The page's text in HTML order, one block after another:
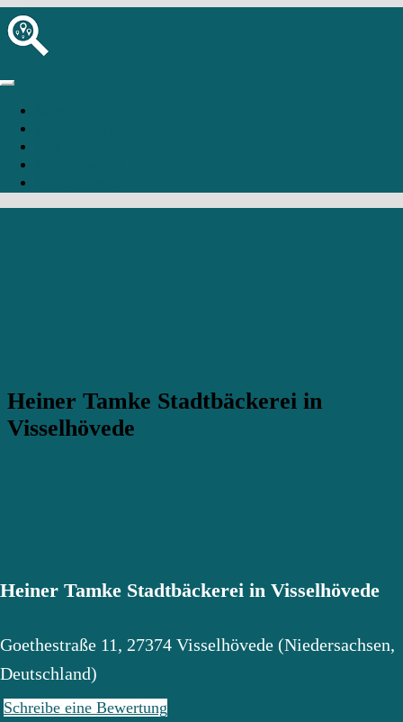
Heiner Tamke Stadtbäckerei in
Visselhövede
Heiner Tamke Stadtbäckerei in Visselhövede
Goethestraße 11, 27374 Visselhövede (Niedersachsen,
Deutschland)
Schreibe eine Bewertung